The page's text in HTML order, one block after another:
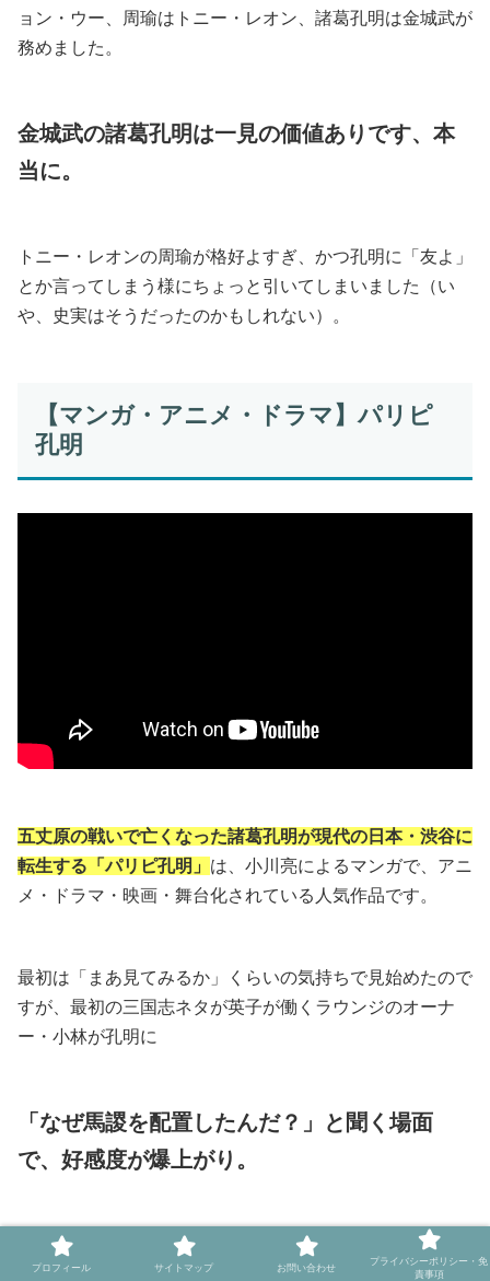
ョン・ウー、周瑜はトニー・レオン、諸葛孔明は金城武が
務めました。
金城武の諸葛孔明は一見の価値ありです、本
当に。
トニー・レオンの周瑜が格好よすぎ、かつ孔明に「友よ」
とか言ってしまう様にちょっと引いてしまいました（い
や、史実はそうだったのかもしれない）。
【マンガ・アニメ・ドラマ】パリピ
孔明
五丈原の戦いで亡くなった諸葛孔明が現代の日本・渋谷に
転生する「パリピ孔明」 は、小川亮によるマンガで、アニ
メ・ドラマ・映画・舞台化されている人気作品です。
最初は「まあ見てみるか」くらいの気持ちで見始めたので
すが、最初の三国志ネタが英子が働くラウンジのオーナ
ー・小林が孔明に
「なぜ馬謖を配置したんだ？」と聞く場面
で、好感度が爆上がり。
いや、だって三国志を読んだら誰しもみ
プロフィール サイトマップ お問い合わせ
プライバシーポリシー・免
責事項